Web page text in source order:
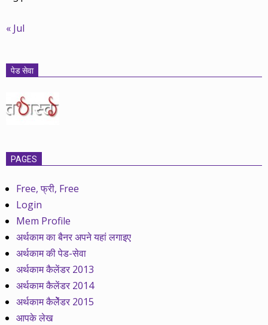
« Jul
पेड सेवा
PAGES
Free, फ्री, Free
Login
Mem Profile
अर्थकाम का बैनर अपने यहां लगाइए
अर्थकाम की पेड-सेवा
अर्थकाम कैलेंडर 2013
अर्थकाम कैलेंडर 2014
अर्थकाम कैलेेंडर 2015
आपके लेख